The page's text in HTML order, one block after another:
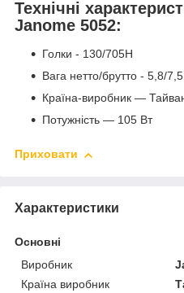
Технічні
Janome 5052:
Голки - 130/705Н
Вага нетто/брутто - 5,8/7,5
Країна-виробник —
Потужність — 105 Вт
Приховати
Характеристики
Основні
Виробник
Країна виробник